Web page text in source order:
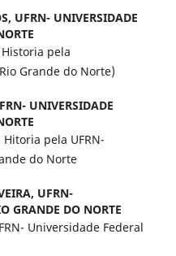
UFRN- UNIVERSIDADE
pela
Grande do Norte)
UNIVERSIDADE
pela UFRN-
do Norte
UFRN-
GRANDE DO NORTE
Universidade Federal